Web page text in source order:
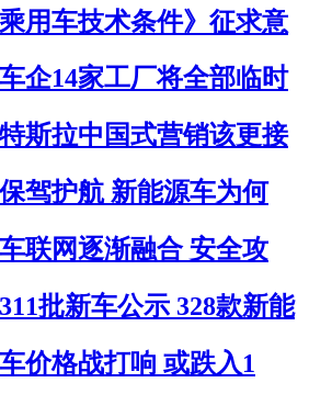
乘用车技术条件》征求意
企14家工厂将全部临时
斯拉中国式营销该更接
驾护航 新能源车为何
联网逐渐融合 安全攻
批新车公示 328款新能
价格战打响 或跌入1